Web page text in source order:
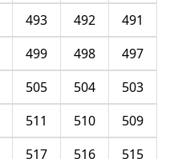
491
492
493
497
498
499
503
504
505
509
510
511
515
516
517